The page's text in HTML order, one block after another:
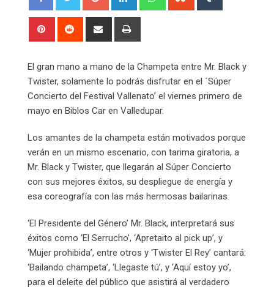
Pinterest Reddit
Share
El gran mano a mano de la Champeta entre Mr. Black y
Twister, solamente lo podrás disfrutar en el ´Súper
Concierto del Festival Vallenato’ el viernes primero de
mayo en Biblos Car en Valledupar.
Los amantes de la champeta están motivados porque
verán en un mismo escenario, con tarima giratoria, a
Mr. Black y Twister, que llegarán al Súper Concierto
con sus mejores éxitos, su despliegue de energía y
esa coreografía con las más hermosas bailarinas.
‘El Presidente del Género’ Mr. Black, interpretará sus
éxitos como ‘El Serrucho’, ‘Apretaito al pick up’, y
‘Mujer prohibida’, entre otros y ‘Twister El Rey’ cantará:
‘Bailando champeta’, ‘Llegaste tú’, y ‘Aquí estoy yo’,
para el deleite del público que asistirá al verdadero